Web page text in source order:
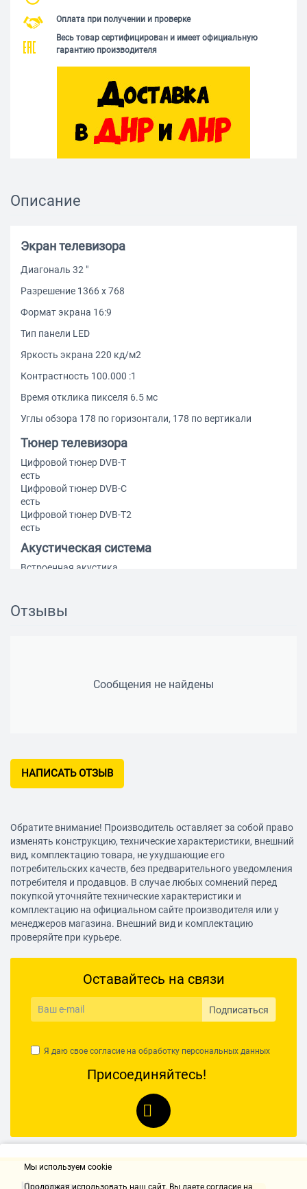
Оплата при получении и проверке
Весь товар сертифицирован и имеет официальную
гарантию производителя
Описание
Экран телевизора
Диагональ 32 "
Разрешение 1366 x 768
Формат экрана 16:9
Тип панели LED
Яркость экрана 220 кд/м2
Контрастность 100.000 :1
Время отклика пикселя 6.5 мс
Углы обзора 178 по горизонтали, 178 по вертикали
Тюнер телевизора
Цифровой тюнер DVB-T
есть
Цифровой тюнер DVB-C
есть
Цифровой тюнер DVB-T2
есть
Акустическая система
Встроенная акустика
2 x 8 Вт
Медиаплеер
Медиаплеер USB
есть
Форматы воспроизведения
Различные форматы файлов видео, аудио, изображений
Разъемы и интерфейсы
Разъемов HDMI
1
Антенный вход
IEC75
Разъем композитный (видео)
Разъем S/PDIF оптический
Энергопотребление
встроенный
Корпус телевизора
Размеры с подставкой (ШxВxГ)
815 x 515 x 135 мм
Отзывы
Сообщения не найдены
НАПИСАТЬ ОТЗЫВ
Обратите внимание! Производитель оставляет за собой право
изменять конструкцию, технические характеристики, внешний
вид, комплектацию товара, не ухудшающие его
потребительских качеств, без предварительного уведомления
потребителя и продавцов. В случае любых сомнений перед
покупкой уточняйте технические характеристики и
комплектацию на официальном сайте производителя или у
менеджеров магазина. Внешний вид и комплектацию
проверяйте при курьере.
Оставайтесь на связи
Подписаться
Я даю свое согласие на обработку персональных данных
Присоединяйтесь!
Мы используем cookie
Продолжая использовать наш cайт, Вы даете согласие на